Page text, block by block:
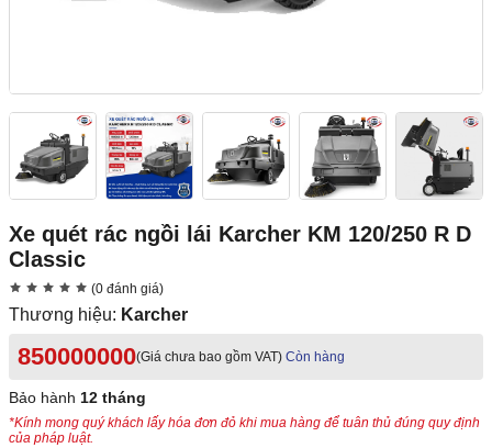
Xe quét rác ngồi lái Karcher KM 120/250 R D
Classic
(0 đánh giá)
Thương hiệu: Karcher
850000000(Giá chưa bao gồm VAT) Còn hàng
Bảo hành 12 tháng
*Kính mong quý khách lấy hóa đơn đỏ khi mua hàng để tuân thủ đúng quy định
của pháp luật.